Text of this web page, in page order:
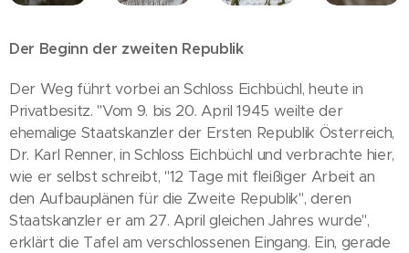
Der Beginn der zweiten Republik
Der Weg führt vorbei an Schloss Eichbüchl, heute in
Privatbesitz. "Vom 9. bis 20. April 1945 weilte der
ehemalige Staatskanzler der Ersten Republik Österreich,
Dr. Karl Renner, in Schloss Eichbüchl und verbrachte hier,
wie er selbst schreibt, "12 Tage mit fleißiger Arbeit an
den Aufbauplänen für die Zweite Republik", deren
Staatskanzler er am 27. April gleichen Jahres wurde",
erklärt die Tafel am verschlossenen Eingang. Ein, gerade